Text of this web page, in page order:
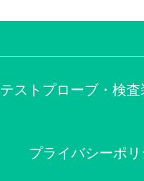
テストプローブ・検
プライバシーポ